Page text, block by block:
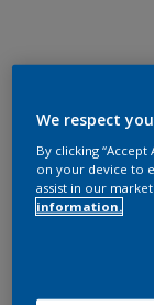
We respect
By clicking
on your device to
assist in our
information.